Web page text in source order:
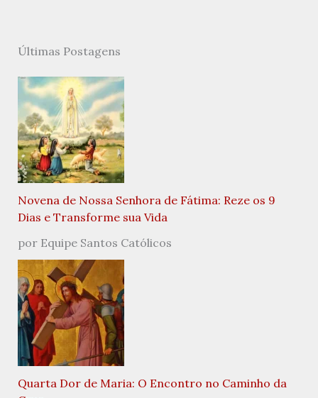
Últimas Postagens
Novena de Nossa Senhora de Fátima: Reze os 9
Dias e Transforme sua Vida
por Equipe Santos Católicos
Quarta Dor de Maria: O Encontro no Caminho da